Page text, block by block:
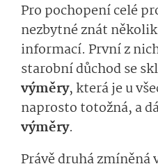
Pro pochopení celé
nezbytné znát
informací. První z
starobní důchod se
výměry, která je u
naprosto totožná, a
výměry.